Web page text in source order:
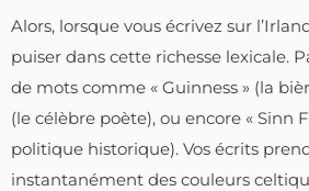
Alors, lorsque vous écrivez sur
puiser dans cette richesse lexicale.
de mots comme « Guinness » (la
(le célèbre poète), ou encore « Sinn
politique historique). Vos écrits
instantanément des couleurs